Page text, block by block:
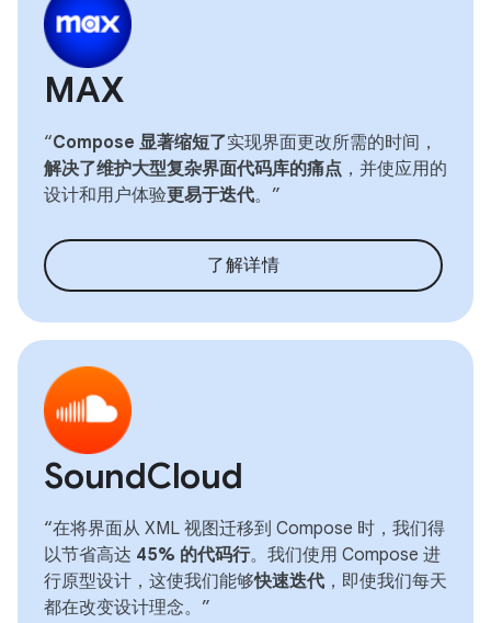
MAX
“Compose 显著缩短了实现界面更改所需的时间，
解决了维护大型复杂界面代码库的痛点 ，并使应用的
设计和用户体验更易于迭代。”
了解详情
SoundCloud
“在将界面从 XML 视图迁移到 Compose 时，我们得
以节省高达 45% 的代码行。我们使用 Compose 进
行原型设计，这使我们能够快速迭代 ，即使我们每天
都在改变设计理念。”